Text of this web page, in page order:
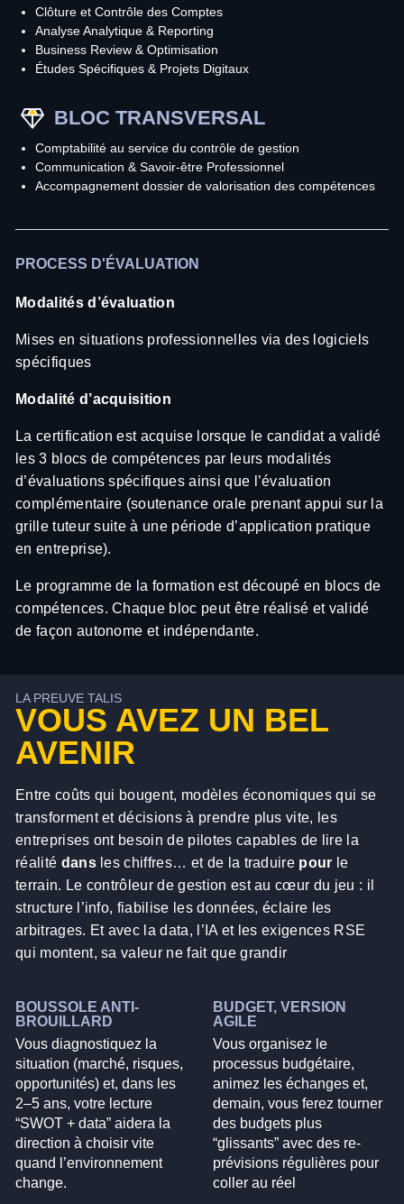
Clôture et Contrôle des Comptes
Analyse Analytique & Reporting
Business Review & Optimisation
Études Spécifiques & Projets Digitaux
BLOC TRANSVERSAL
Comptabilité au service du contrôle de gestion
Communication & Savoir-être Professionnel
Accompagnement dossier de valorisation des compétences
PROCESS D'ÉVALUATION
Modalités d’évaluation
Mises en situations professionnelles via des logiciels
spécifiques
Modalité d’acquisition
La certification est acquise lorsque le candidat a validé
les 3 blocs de compétences par leurs modalités
d’évaluations spécifiques ainsi que l’évaluation
complémentaire (soutenance orale prenant appui sur la
grille tuteur suite à une période d’application pratique
en entreprise).
Le programme de la formation est découpé en blocs de
compétences. Chaque bloc peut être réalisé et validé
de façon autonome et indépendante.
LA PREUVE TALIS
VOUS AVEZ UN BEL
AVENIR
Entre coûts qui bougent, modèles économiques qui se
transforment et décisions à prendre plus vite, les
entreprises ont besoin de pilotes capables de lire la
réalité dansles chiffres… et de la traduire pour le
terrain. Le contrôleur de gestion est au cœur du jeu : il
structure l’info, fiabilise les données, éclaire les
arbitrages. Et avec la data, l’IA et les exigences RSE
qui montent, sa valeur ne fait que grandir
BOUSSOLE ANTI-
BROUILLARD
Vous diagnostiquez la
situation (marché, risques,
opportunités) et, dans les
2–5 ans, votre lecture
“SWOT + data” aidera la
direction à choisir vite
quand l’environnement
change.
BUDGET, VERSION
AGILE
Vous organisez le
processus budgétaire,
animez les échanges et,
demain, vous ferez tourner
des budgets plus
“glissants” avec des re-
prévisions régulières pour
coller au réel